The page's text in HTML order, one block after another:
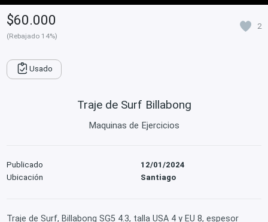
$60.000
(Rebajado 14%)
2
Usado
Traje de Surf Billabong
Maquinas de Ejercicios
Publicado
12/01/2024
Ubicación
Santiago
Traje de Surf, Billabong SG5 4.3, talla USA 4 y EU 8, espesor